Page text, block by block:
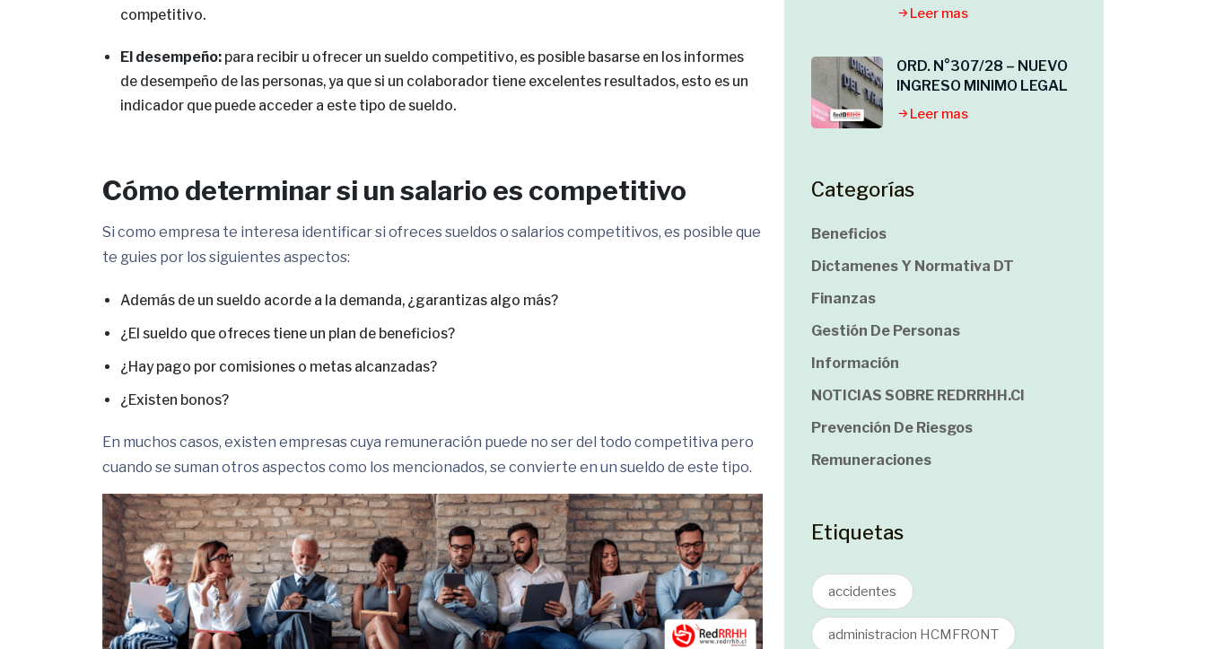
competitivo.
El desempeño: para recibir u ofrecer un sueldo competitivo, es posible basarse en los informes
de desempeño de las personas, ya que si un colaborador tiene excelentes resultados, esto es un
indicador que puede acceder a este tipo de sueldo.
Cómo determinar si un salario es competitivo
Si como empresa te interesa identificar si ofreces sueldos o salarios competitivos, es posible que
te guies por los siguientes aspectos:
Además de un sueldo acorde a la demanda, ¿garantizas algo más?
¿El sueldo que ofreces tiene un plan de beneficios?
¿Hay pago por comisiones o metas alcanzadas?
¿Existen bonos?
En muchos casos, existen empresas cuya remuneración puede no ser del todo competitiva pero
cuando se suman otros aspectos como los mencionados, se convierte en un sueldo de este tipo.
Leer mas
ORD. N°307/28 – NUEVO
INGRESO MINIMO LEGAL
Leer mas
Categorías
Beneficios
Dictamenes Y Normativa DT
Finanzas
Gestión De Personas
Información
NOTICIAS SOBRE REDRRHH.cl
Prevención De Riesgos
Remuneraciones
Etiquetas
accidentes
administracion HCMFRONT